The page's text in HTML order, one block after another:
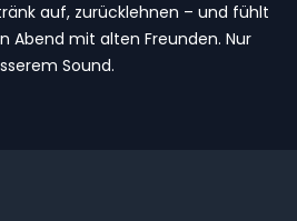
auf, zurücklehnen – und fühlt
Abend mit alten Freunden. Nur
Sound.